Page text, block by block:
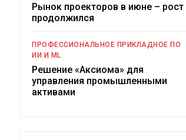
Рынок проекторов в июне – рост
продолжился
ПРОФЕССИОНАЛЬНОЕ ПРИКЛАДНОЕ ПО
ИИ И ML
Решение «Аксиома» для
управления промышленными
активами